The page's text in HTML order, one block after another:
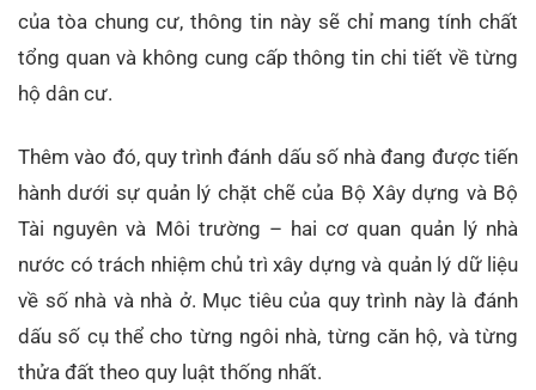
của tòa chung cư, thông tin này sẽ chỉ mang tính chất
tổng quan và không cung cấp thông tin chi tiết về từng
hộ dân cư.
Thêm vào đó, quy trình đánh dấu số nhà đang được tiến
hành dưới sự quản lý chặt chẽ của Bộ Xây dựng và Bộ
Tài nguyên và Môi trường – hai cơ quan quản lý nhà
nước có trách nhiệm chủ trì xây dựng và quản lý dữ liệu
về số nhà và nhà ở. Mục tiêu của quy trình này là đánh
dấu số cụ thể cho từng ngôi nhà, từng căn hộ, và từng
thửa đất theo quy luật thống nhất.